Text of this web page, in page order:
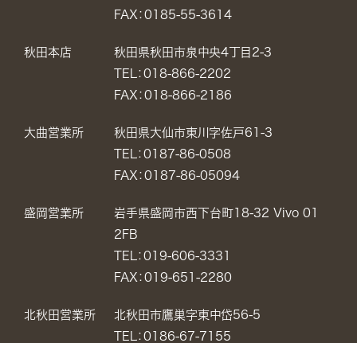
FAX：0185-55-3614
秋田本店
秋田県秋田市泉中央4丁目2-3
TEL：018-866-2202
FAX：018-866-2186
大曲営業所
秋田県大仙市東川字佐戸61-3
TEL：0187-86-0508
FAX：0187-86-05094
盛岡営業所
岩手県盛岡市西下台町18-32 Vivo 01
2FB
TEL：019-606-3331
FAX：019-651-2280
北秋田営業所
北秋田市鷹巣字東中岱56-5
TEL：0186-67-7155